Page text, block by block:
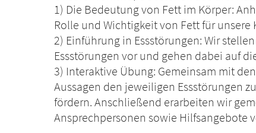
1) Die Bedeutung von Fett im Körper:
Rolle und Wichtigkeit von Fett für unsere
2) Einführung in Essstörungen: Wir
Essstörungen vor und gehen dabei auf
3) Interaktive Übung: Gemeinsam mit
Aussagen den jeweiligen Essstörungen
fördern. Anschließend erarbeiten wir
Ansprechpersonen sowie Hilfsangebote